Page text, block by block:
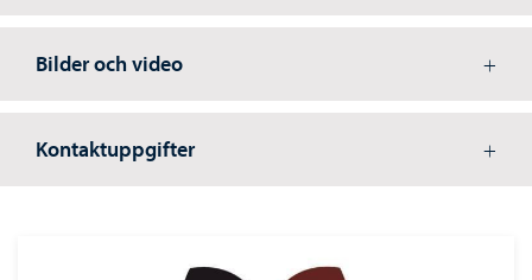
Bilder och video
Kontaktuppgifter